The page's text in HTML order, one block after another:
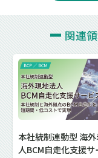
関連
本社統制連動型 海
人BCM自走化支援サ